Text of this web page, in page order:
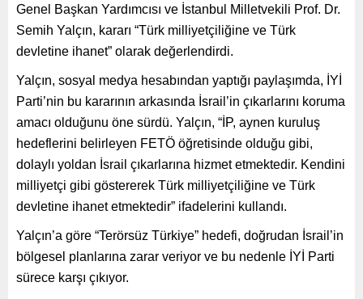
Genel Başkan Yardımcısı ve İstanbul Milletvekili Prof. Dr.
Semih Yalçın, kararı “Türk milliyetçiliğine ve Türk
devletine ihanet” olarak değerlendirdi.
Yalçın, sosyal medya hesabından yaptığı paylaşımda, İYİ
Parti’nin bu kararının arkasında İsrail’in çıkarlarını koruma
amacı olduğunu öne sürdü. Yalçın, “İP, aynen kuruluş
hedeflerini belirleyen FETÖ öğretisinde olduğu gibi,
dolaylı yoldan İsrail çıkarlarına hizmet etmektedir. Kendini
milliyetçi gibi göstererek Türk milliyetçiliğine ve Türk
devletine ihanet etmektedir” ifadelerini kullandı.
Yalçın’a göre “Terörsüz Türkiye” hedefi, doğrudan İsrail’in
bölgesel planlarına zarar veriyor ve bu nedenle İYİ Parti
sürece karşı çıkıyor.